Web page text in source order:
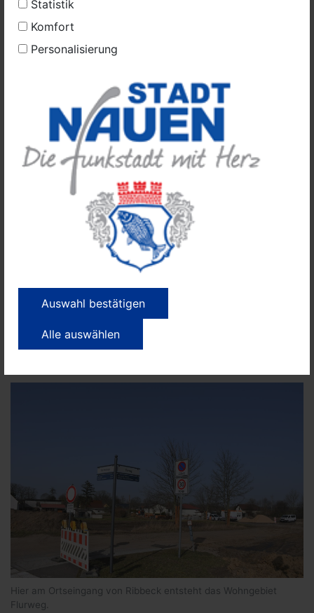
Statistik
Komfort
Personalisierung
Auswahl bestätigen
Alle auswählen
die Ortsansässigkeit mit 20 Prozent gewertet, so der
Bürgermeister.
Die Stadt hat lange versucht, an dieser Stelle eine
Dornröschenschlaf. Der B-Plan wurde nochmals
geringfügig geändert, jetzt geht es voran. „Der
ursprünglich geplante Erdwall von fünf Metern Höhe
wurde gemeinsam mit dem Ortsbeirat auf eine Höhe
von zwei Metern „heruntergeplant“, um das Gesamtbild
des Ortseingangs zu erhalten. Auch sah der alte B-Plan
zwölf Grundstücke vor. Inzwischen sind es nur noch
zehn, nachdem man die Parzellen neu zugeschnitten
hat“, sagt Bürgermeister Meger.
Nähere Informationen und Kontaktmöglichkeiten:
stadtplanung@nauen.de, Tel.: 03321 / 408-213 oder
liegenschaften@nauen.de, Tel.: 03321 / 408-249
Wohnen und Arbeiten
Familie, Schule, Kinder
Hier am Ortseingang von Ribbeck entsteht das Wohngebiet
Flurweg.